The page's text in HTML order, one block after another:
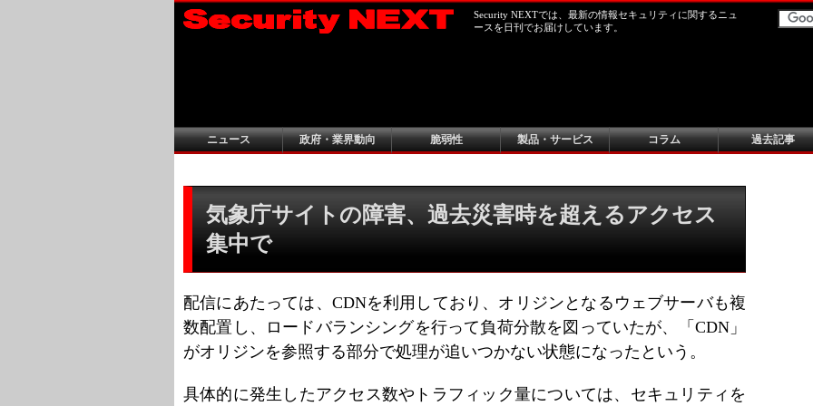
Security NEXTでは、最新の情報セキュリティに関するニュ
ースを日刊でお届けしています。
ニュース 政府・業界動向 脆弱性 製品・サービス コラム 過去記事
気象庁サイトの障害、過去災害時を超えるアクセス
集中で
配信にあたっては、CDNを利用しており、オリジンとなるウェブサーバも複
数配置し、ロードバランシングを行って負荷分散を図っていたが、「CDN」
がオリジンを参照する部分で処理が追いつかない状態になったという。
具体的に発生したアクセス数やトラフィック量については、セキュリティを